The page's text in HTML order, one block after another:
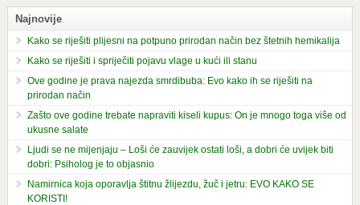
Najnovije
Kako se riješiti plijesni na potpuno prirodan način bez štetnih hemikalija
Kako se riješiti i spriječiti pojavu vlage u kući ili stanu
Ove godine je prava najezda smrdibuba: Evo kako ih se riješiti na
prirodan način
Zašto ove godine trebate napraviti kiseli kupus: On je mnogo toga više od
ukusne salate
Ljudi se ne mijenjaju – Loši će zauvijek ostati loši, a dobri će uvijek biti
dobri: Psiholog je to objasnio
Namirnica koja oporavlja štitnu žlijezdu, žuč i jetru: EVO KAKO SE
KORISTI!